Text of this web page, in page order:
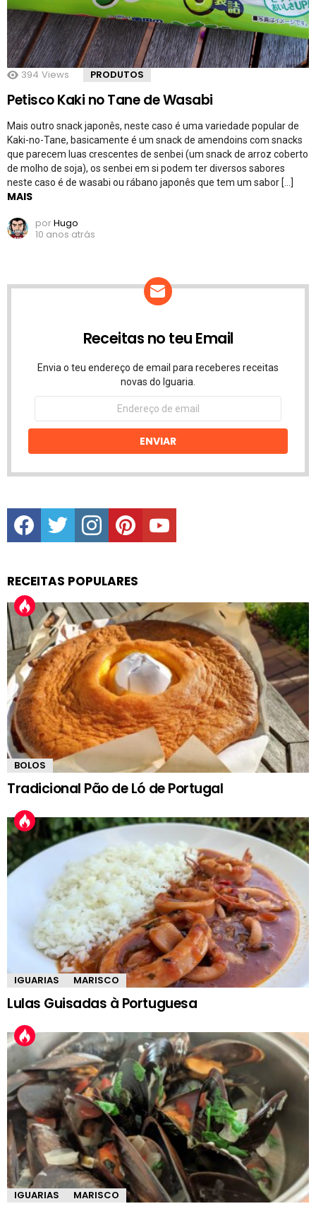
394 Views PRODUTOS
Petisco Kaki no Tane de Wasabi
Mais outro snack japonês, neste caso é uma variedade popular de
Kaki-no-Tane, basicamente é um snack de amendoins com snacks
que parecem luas crescentes de senbei (um snack de arroz coberto
de molho de soja), os senbei em si podem ter diversos sabores
neste caso é de wasabi ou rábano japonês que tem um sabor […]
MAIS
porHugo
10 anos atrás
Receitas no teu Email
Envia o teu endereço de email para receberes receitas
novas do Iguaria.
Endereço
email
ENVIAR
facebooktwitter instagrampinterestyoutube
RECEITAS POPULARES
BOLOS
Tradicional Pão de Ló de Portugal
IGUARIAS MARISCO
Lulas Guisadas à Portuguesa
IGUARIAS MARISCO